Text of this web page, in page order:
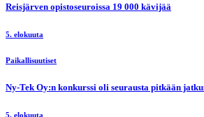
Reisjärven opistoseuroissa 19 000 kävijää
5. elokuuta
Paikallisuutiset
Ny-Tek Oy:n konkurssi oli seurausta pitkään
5. elokuuta